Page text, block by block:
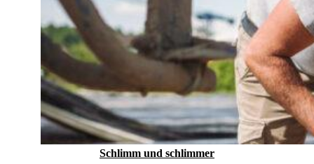
Schlimm und schlimmer